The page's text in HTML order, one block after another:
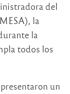
del
la
la
todos los
un